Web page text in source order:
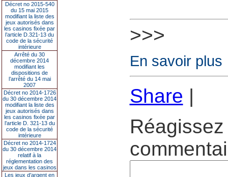
Décret no 2015-540
du 15 mai 2015
modifiant la liste des
jeux autorisés dans
les casinos fixée par
l’article D.321-13 du
code de la sécurité
intérieure
Arrêté du 30
décembre 2014
modifiant les
dispositions de
l’arrêté du 14 mai
2007
Décret no 2014-1726
du 30 décembre 2014
modifiant la liste des
jeux autorisés dans
les casinos fixée par
l’article D. 321-13 du
code de la sécurité
intérieure
Décret no 2014-1724
du 30 décembre 2014
relatif à la
réglementation des
jeux dans les casinos
Les jeux d’argent en
>>>
En savoir plus
Share |